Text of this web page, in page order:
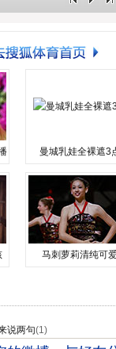
曼城乳娃全裸遮3
马刺萝莉清纯可
说两句(1)